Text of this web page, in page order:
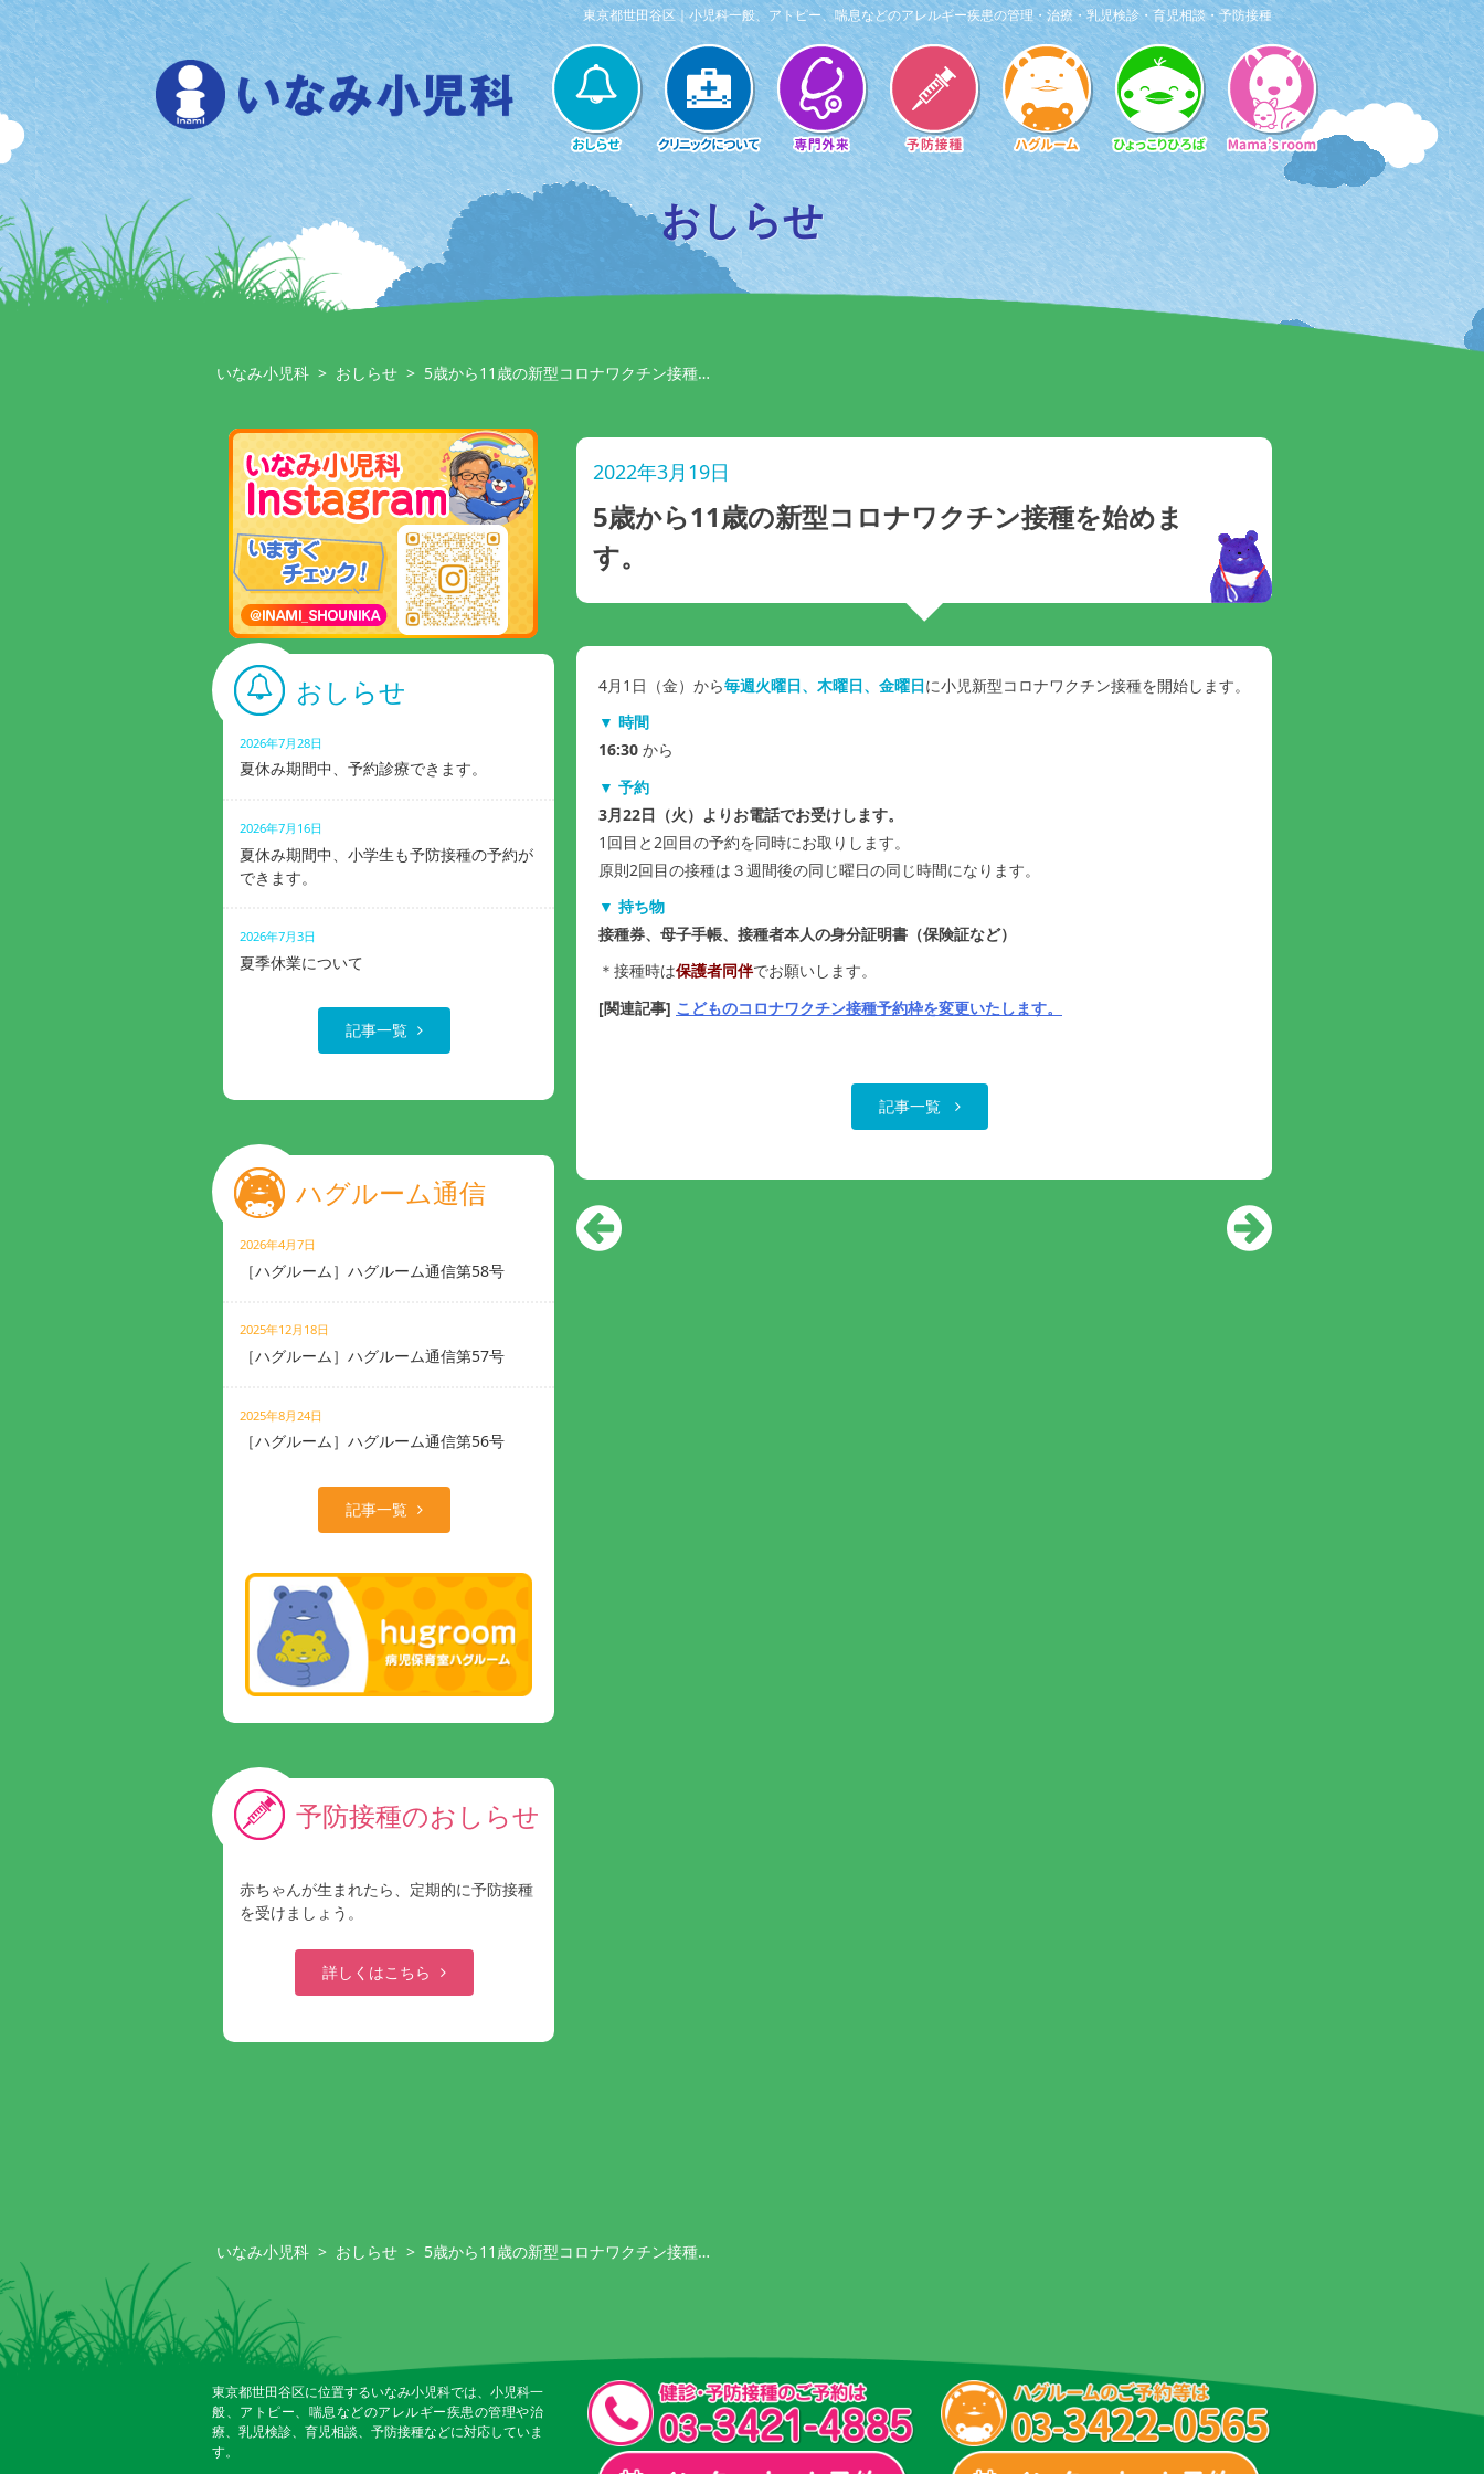
Skip
to
content
東京都世田谷区｜小児科一般、アトピー、喘息などのアレルギー疾患の管理・治療・乳児検診・育児相談・予防接種
おしらせ
いなみ小児科 > おしらせ > 5歳から11歳の新型コロナワクチン接種…
2022年3月19日
5歳から11歳の新型コロナワクチン接種を始めま
す。
4月1日（金）から毎週火曜日、木曜日、金曜日に小児新型コロナワクチン接種を開始します。
▼ 時間
16:30 から
▼ 予約
3月22日（火）よりお電話でお受けします。
1回目と2回目の予約を同時にお取りします。
原則2回目の接種は３週間後の同じ曜日の同じ時間になります。
▼ 持ち物
接種券、母子手帳、接種者本人の身分証明書（保険証など）
＊接種時は保護者同伴でお願いします。
[関連記事] こどものコロナワクチン接種予約枠を変更いたします。
記事一覧
おしらせ
2026年7月28日
夏休み期間中、予約診療できます。
2026年7月16日
夏休み期間中、小学生も予防接種の予約が
できます。
2026年7月3日
夏季休業について
記事一覧
ハグルーム通信
2026年4月7日
［ハグルーム］ハグルーム通信第58号
2025年12月18日
［ハグルーム］ハグルーム通信第57号
2025年8月24日
［ハグルーム］ハグルーム通信第56号
記事一覧
予防接種のおしらせ
赤ちゃんが生まれたら、定期的に予防接種
を受けましょう。
詳しくはこちら
いなみ小児科 > おしらせ > 5歳から11歳の新型コロナワクチン接種…
東京都世田谷区に位置するいなみ小児科では、小児科一
般、アトピー、喘息などのアレルギー疾患の管理や治
療、乳児検診、育児相談、予防接種などに対応していま
す。